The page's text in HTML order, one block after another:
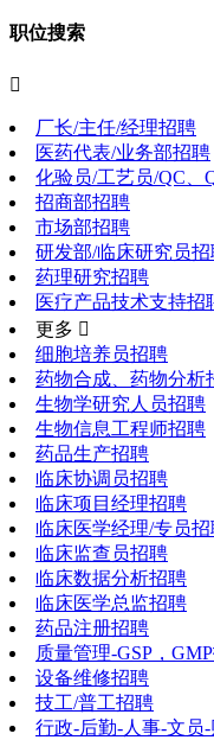
职位搜索

厂长/主任/经理招聘
医药代表/业务部招聘
化验员/工艺员/QC、
招商部招聘
市场部招聘
研发部/临床研究员招
药理研究招聘
医疗产品技术支持招
更多 
细胞培养员招聘
药物合成、药物分析
生物学研究人员招聘
生物信息工程师招聘
药品生产招聘
临床协调员招聘
临床项目经理招聘
临床医学经理/专员招
临床监查员招聘
临床数据分析招聘
临床医学总监招聘
药品注册招聘
质量管理-GSP，
设备维修招聘
技工/普工招聘
行政-后勤-人事-文员